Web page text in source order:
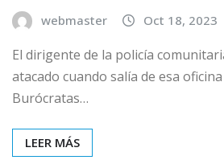
webmaster Oct 18, 2023
El dirigente de la policía
atacado cuando salía de esa
Burócratas…
LEER MÁS